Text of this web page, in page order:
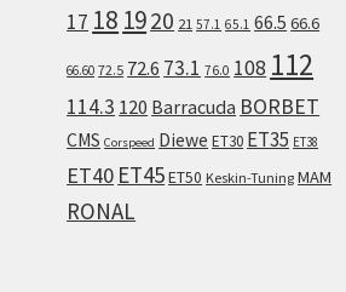
17 18 1920 21 57.1 65.1 66.5 66.6
66.60 72.5 72.6 73.1 76.0 108 112
114.3 120 Barracuda BORBET
CMS Corspeed Diewe ET30 ET35 ET38
ET40 ET45ET50 Keskin-Tuning MAM
RONAL